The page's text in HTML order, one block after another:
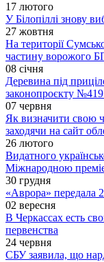
17 лютого
У Білопіллі знову
27 жовтня
На території
частину ворожого
08 січня
Деревина під
законопроєкту
07 червня
Як визначити свою
заходячи на сайт
26 лютого
Видатного
Міжнародною
30 грудня
«Аврора» передала
02 вересня
В Черкассах есть
первенства
24 червня
СБУ заявила, що